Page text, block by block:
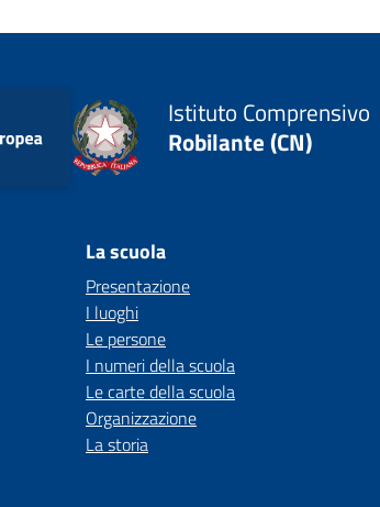
Istituto Comprensivo
Robilante (CN)
La scuola
Presentazione
I luoghi
Le persone
I numeri della scuola
Le carte della scuola
Organizzazione
La storia